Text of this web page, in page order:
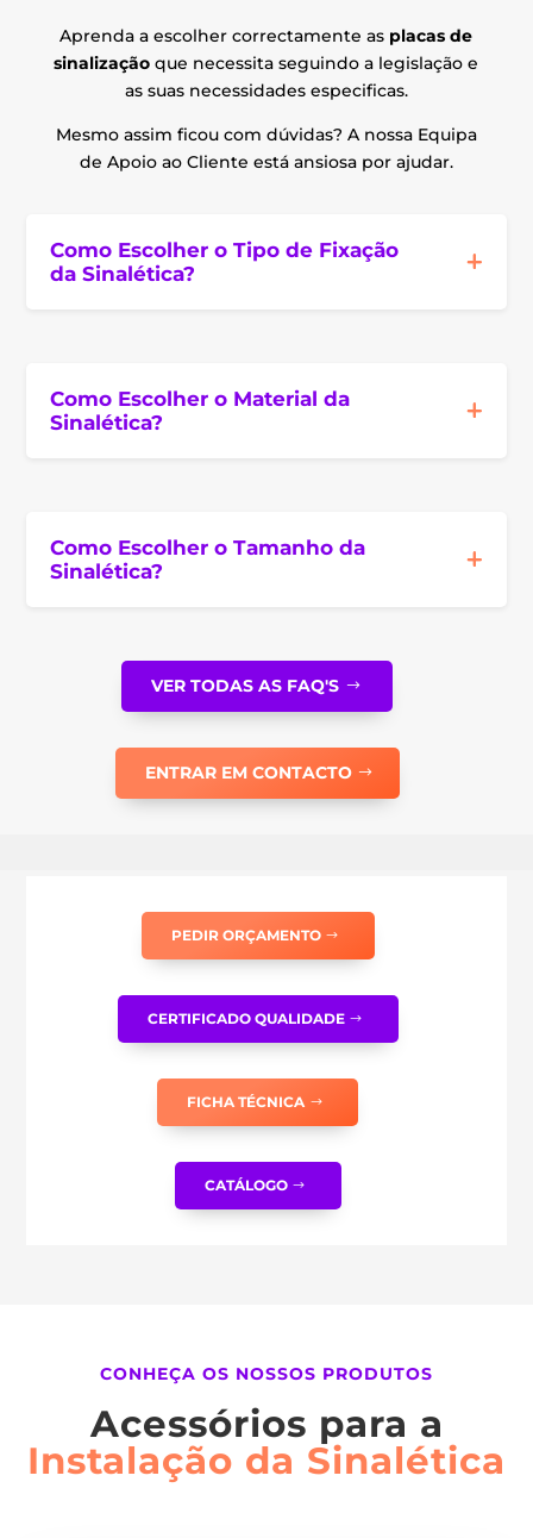
Aprenda a escolher correctamente as placas de
sinalização que necessita seguindo a legislação e
as suas necessidades especificas.
Mesmo assim ficou com dúvidas? A nossa Equipa
de Apoio ao Cliente está ansiosa por ajudar.
Como Escolher o Tipo de Fixação
da Sinalética?
Como Escolher o Material da
Sinalética?
Como Escolher o Tamanho da
Sinalética?
VER TODAS AS FAQ'S
ENTRAR EM CONTACTO
PEDIR ORÇAMENTO
CERTIFICADO QUALIDADE
FICHA TÉCNICA
CATÁLOGO
CONHEÇA OS NOSSOS PRODUTOS
Acessórios para a
Instalação da Sinalética